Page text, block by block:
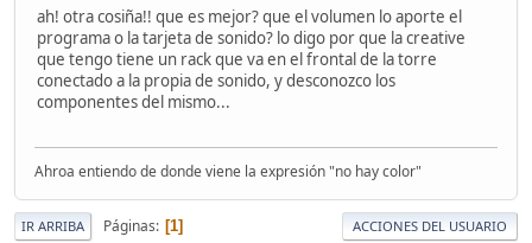
ah! otra cosiña!! que es mejor? que el volumen lo aporte el
programa o la tarjeta de sonido? lo digo por que la creative
que tengo tiene un rack que va en el frontal de la torre
conectado a la propia de sonido, y desconozco los
componentes del mismo...
Ahroa entiendo de donde viene la expresión "no hay color"
IR ARRIBA Páginas 1 ACCIONES DEL USUARIO